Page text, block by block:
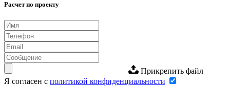
Расчет по проекту
Прикрепить файл
Я согласен с политикой конфиденциальности